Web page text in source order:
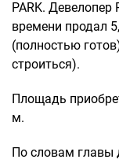
PARK. Девелопер
времени продал
(полностью
строиться).
Площадь
м.
По словам главы